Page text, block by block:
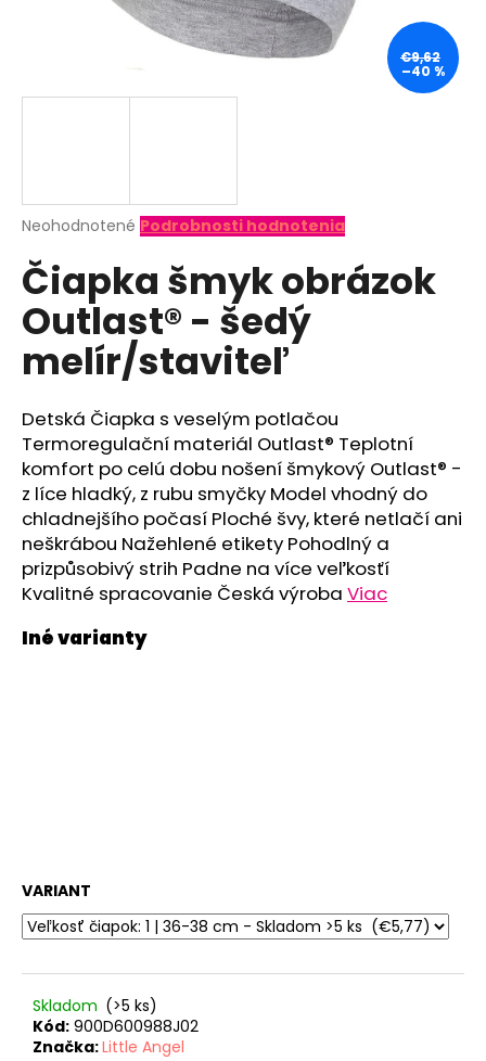
Priemerné
produktu
je
0,0
z
5
hviezdičiek.
Neohodnotené Podrobnosti hodnotenia
Čiapka šmyk obrázok
Outlast® - šedý
melír/staviteľ
Detská Čiapka s veselým potlačou
Termoregulační materiál Outlast® Teplotní
komfort po celú dobu nošení šmykový Outlast® -
z líce hladký, z rubu smyčky Model vhodný do
chladnejšího počasí Ploché švy, které netlačí ani
neškrábou Nažehlené etikety Pohodlný a
prizpůsobivý strih Padne na více veľkosťí
Kvalitné spracovanie Česká výroba Viac
VARIANT
Skladom (>5 ks)
Kód: 900D600988J02
Značka:Little Angel
€9,62
–40 %
O
d
o
r
ú
č
a
m
e
ZAVINOVAČKA
ZAVÄZOVACIA